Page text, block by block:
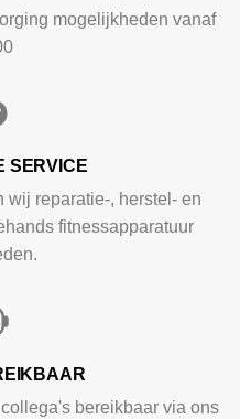
mogelijkheden vanaf
SERVICE
wij reparatie-, herstel- en
fitnessapparatuur
bereikbaar via ons